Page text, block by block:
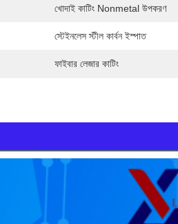
খোদাই কাটিং Nonmetal উপকরণ
স্টেইনলেস স্টীল কার্বন ইস্পাত
ফাইবার লেজার কাটিং